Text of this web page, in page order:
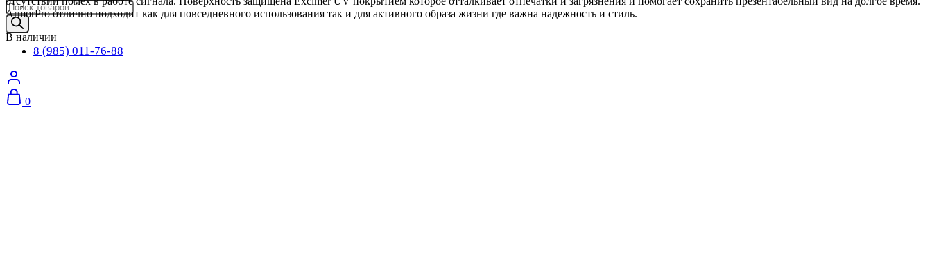
Поиск
товаров
8 (985) 011-76-88
0
ArmorPro отлично подходит как для повседневного использования так и для активного образа жизни где важна надежность и стиль.
В наличии